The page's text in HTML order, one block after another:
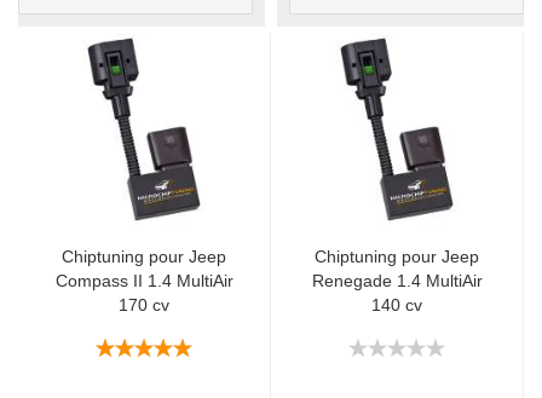
Chiptuning pour Jeep
Compass II 1.4 MultiAir
170 cv
Chiptuning pour Jeep
Renegade 1.4 MultiAir
140 cv